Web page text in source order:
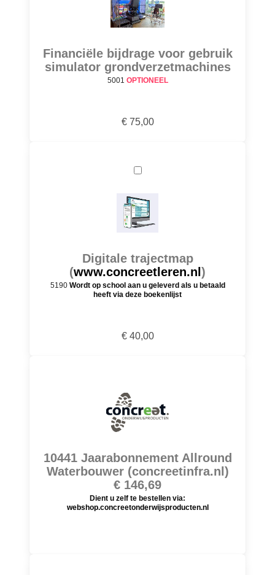
Financiële bijdrage voor gebruik
simulator grondverzetmachines
5001 OPTIONEEL
€ 75,00
Digitale trajectmap
(www.concreetleren.nl )
5190 Wordt op school aan u geleverd als u betaald
heeft via deze boekenlijst
€ 40,00
10441 Jaarabonnement Allround
Waterbouwer (concreetinfra.nl)
€ 146,69
Dient u zelf te bestellen via:
webshop.concreetonderwijsproducten.nl